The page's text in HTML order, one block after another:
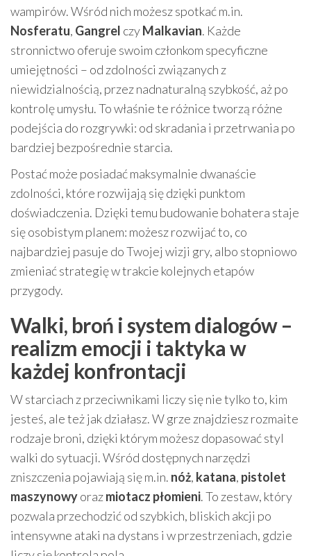
wampirów. Wśród nich możesz spotkać m.in.
Nosferatu, Gangrel czyMalkavian. Każde
stronnictwo oferuje swoim członkom specyficzne
umiejętności – od zdolności związanych z
niewidzialnością, przez nadnaturalną szybkość, aż po
kontrolę umysłu. To właśnie te różnice tworzą różne
podejścia do rozgrywki: od skradania i przetrwania po
bardziej bezpośrednie starcia.
Postać może posiadać maksymalnie dwanaście
zdolności, które rozwijają się dzięki punktom
doświadczenia. Dzięki temu budowanie bohatera staje
się osobistym planem: możesz rozwijać to, co
najbardziej pasuje do Twojej wizji gry, albo stopniowo
zmieniać strategię w trakcie kolejnych etapów
przygody.
Walki, broń i system dialogów –
realizm emocji i taktyka w
każdej konfrontacji
W starciach z przeciwnikami liczy się nie tylko to, kim
jesteś, ale też jak działasz. W grze znajdziesz rozmaite
rodzaje broni, dzięki którym możesz dopasować styl
walki do sytuacji. Wśród dostępnych narzędzi
zniszczenia pojawiają się m.in. nóż, katana, pistolet
maszynowyorazmiotacz płomieni. To zestaw, który
pozwala przechodzić od szybkich, bliskich akcji po
intensywne ataki na dystans i w przestrzeniach, gdzie